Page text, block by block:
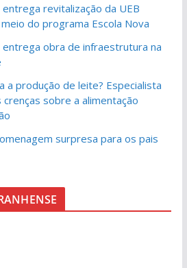
revitalização da UEB
do programa Escola Nova
entrega obra de infraestrutura na
a produção de leite? Especialista
sobre a alimentação
surpresa para os pais